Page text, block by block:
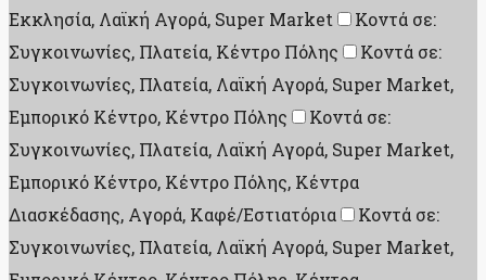
Εκκλησία, Λαϊκή Αγορά, Super Market
Κοντά σε:
Συγκοινωνίες, Πλατεία, Κέντρο Πόλης
Κοντά σε:
Συγκοινωνίες, Πλατεία, Λαϊκή Αγορά, Super Market,
Εμπορικό Κέντρο, Κέντρο Πόλης
Κοντά σε:
Συγκοινωνίες, Πλατεία, Λαϊκή Αγορά, Super Market,
Εμπορικό Κέντρο, Κέντρο Πόλης, Κέντρα
Διασκέδασης, Aγορά, Καφέ/Εστιατόρια
Κοντά σε:
Συγκοινωνίες, Πλατεία, Λαϊκή Αγορά, Super Market,